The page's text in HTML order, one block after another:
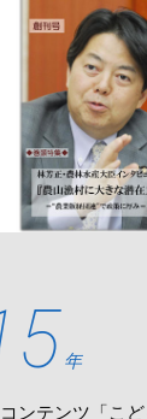
年
ンテンツ「こ